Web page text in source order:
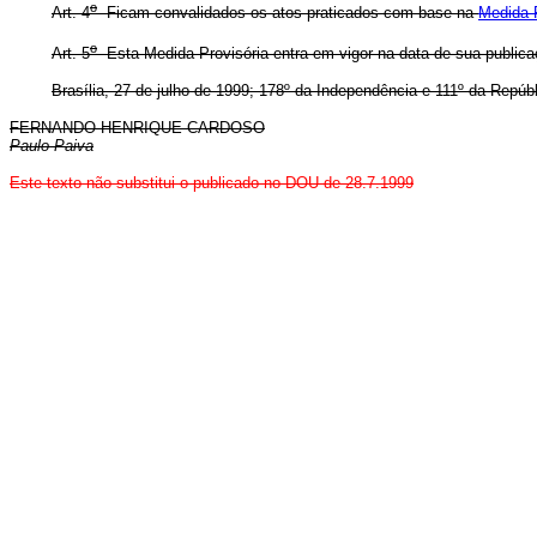
Art. 4oFicam convalidados os atos praticados com base naMedida
Art. 5oEsta Medida Provisória entra em vigor na data de sua
Brasília, 27 de julho de 1999; 178º da Independência e 111º da
FERNANDO HENRIQUE CARDOSO
Paulo Paiva
Este texto não substitui o publicado no DOU de 28.7.1999